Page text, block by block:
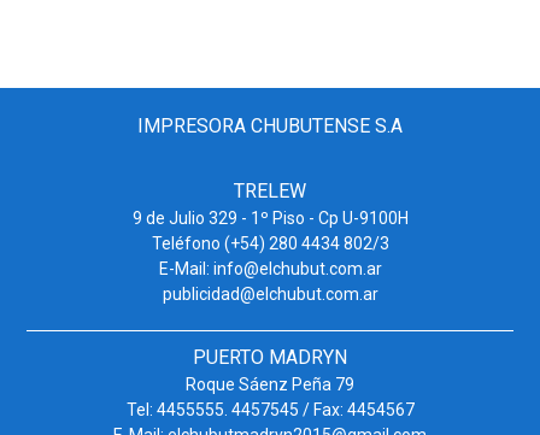
IMPRESORA CHUBUTENSE S.A
TRELEW
9 de Julio 329 - 1º Piso - Cp U-9100H
Teléfono (+54) 280 4434 802/3
E-Mail: info@elchubut.com.ar
publicidad@elchubut.com.ar
PUERTO MADRYN
Roque Sáenz Peña 79
Tel: 4455555. 4457545 / Fax: 4454567